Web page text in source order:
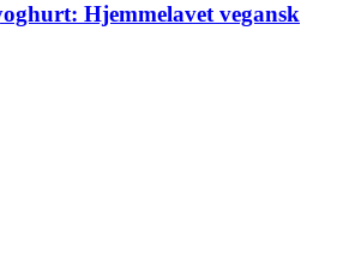
Hjemmelavet vegansk